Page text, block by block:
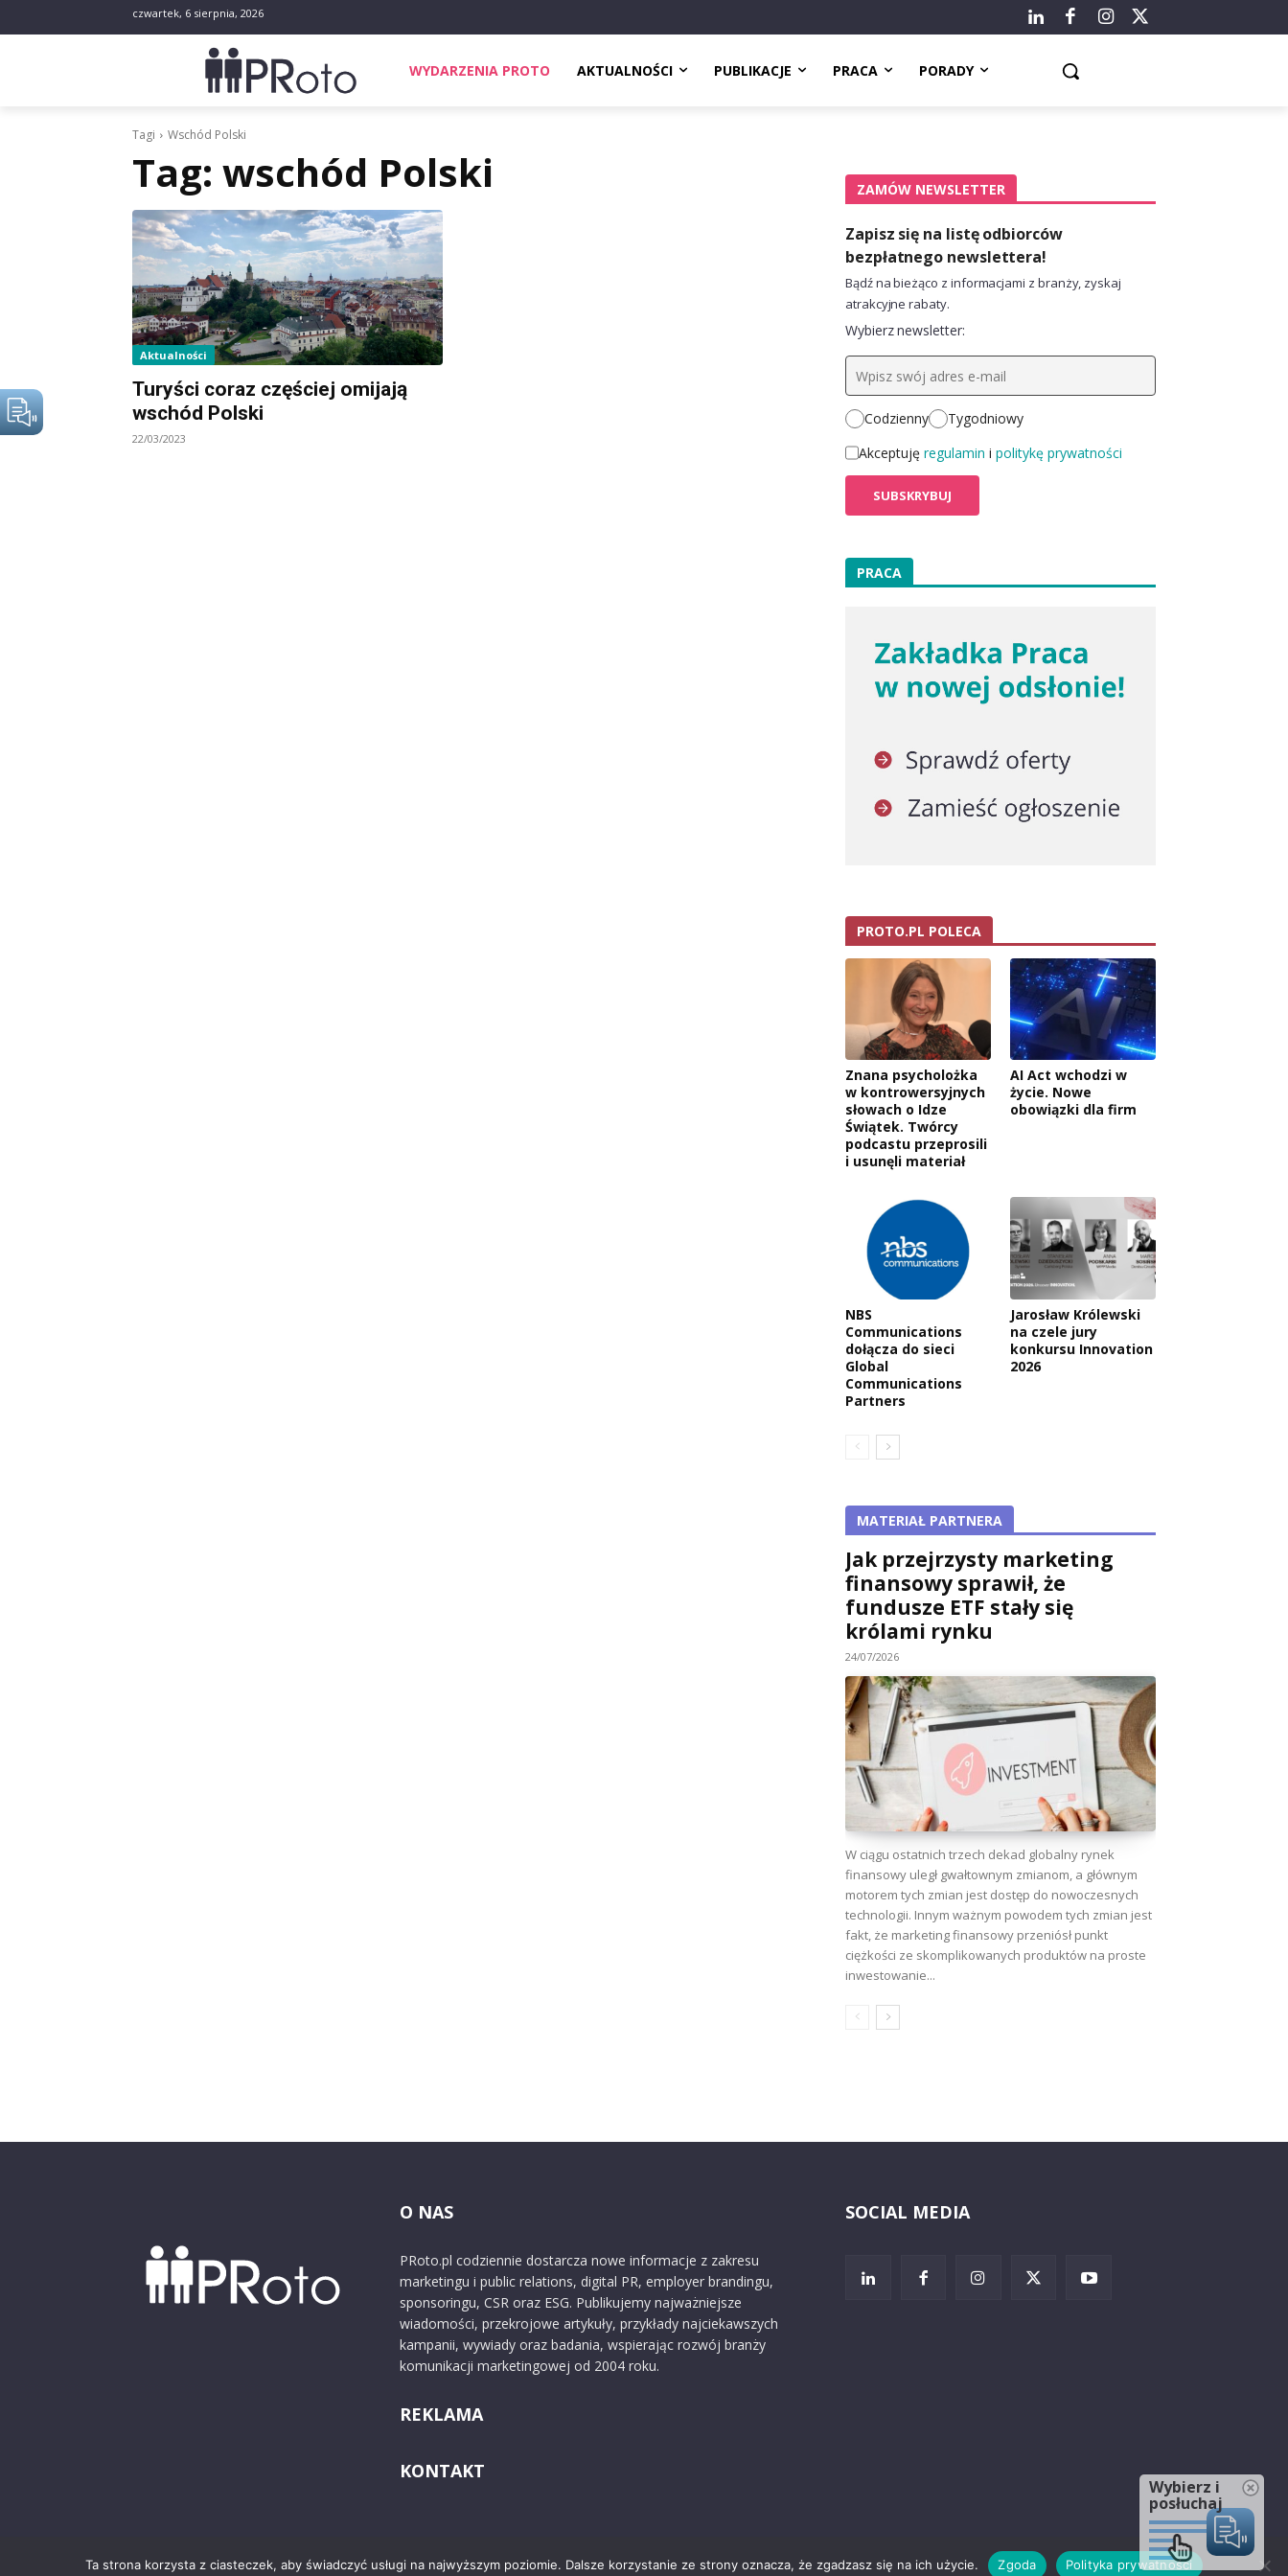
czwartek, 6 sierpnia, 2026
WYDARZENIA PROTO AKTUALNOŚCI PUBLIKACJE PRACA PORADY
Tagi Wschód Polski
Tag: wschód Polski
Aktualności
Turyści coraz częściej omijają
wschód Polski
22/03/2023
ZAMÓW NEWSLETTER
Zapisz się na listę odbiorców
bezpłatnego newslettera!
Bądź na bieżąco z informacjami z branży, zyskaj
atrakcyjne rabaty.
Wybierz newsletter:
Codzienny
Tygodniowy
Akceptuję regulamin i politykę prywatności
PRACA
PROTO.PL POLECA
Znana psycholożka
w kontrowersyjnych
słowach o Idze
Świątek. Twórcy
podcastu przeprosili
i usunęli materiał
AI Act wchodzi w
życie. Nowe
obowiązki dla firm
NBS
Communications
dołącza do sieci
Global
Communications
Partners
Jarosław Królewski
na czele jury
konkursu Innovation
2026
MATERIAŁ PARTNERA
Jak przejrzysty marketing
finansowy sprawił, że
fundusze ETF stały się
królami rynku
24/07/2026
W ciągu ostatnich trzech dekad globalny rynek
finansowy uległ gwałtownym zmianom, a głównym
motorem tych zmian jest dostęp do nowoczesnych
technologii. Innym ważnym powodem tych zmian jest
fakt, że marketing finansowy przeniósł punkt
ciężkości ze skomplikowanych produktów na proste
inwestowanie...
O NAS
PRoto.pl codziennie dostarcza nowe informacje z zakresu
marketingu i public relations, digital PR, employer brandingu,
sponsoringu, CSR oraz ESG. Publikujemy najważniejsze
wiadomości, przekrojowe artykuły, przykłady najciekawszych
kampanii, wywiady oraz badania, wspierając rozwój branży
komunikacji marketingowej od 2004 roku.
REKLAMA
KONTAKT
SOCIAL MEDIA
Ta strona korzysta z ciasteczek, aby świadczyć usługi na najwyższym poziomie. Dalsze korzystanie ze strony oznacza, że zgadzasz się na ich użycie. Zgoda Polityka prywatności
Wybierz i
posłuchaj